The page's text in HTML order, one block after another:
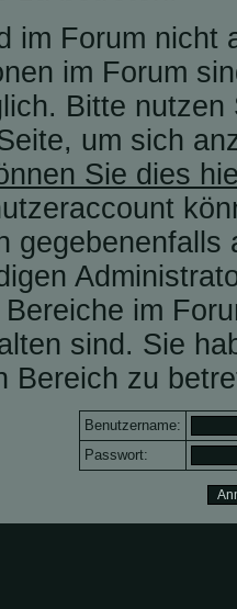
im Forum nicht
im Forum
Bitte
um sich
Sie dies
gegebenenfalls
im
sind. Sie
Bereich zu
Benutzername:
Passwort: